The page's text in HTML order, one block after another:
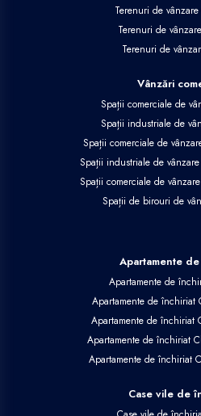
Terenuri de
Terenuri de
Terenuri de
Vânzări
Spații comerciale de
Spații industriale de
Spații comerciale de
Spații industriale de
Spații comerciale de
Spații de birouri de
Apartamente
Apartamente de
Apartamente de închiriat
Apartamente de închiriat
Apartamente de închiriat
Apartamente de închiriat
Case vile de